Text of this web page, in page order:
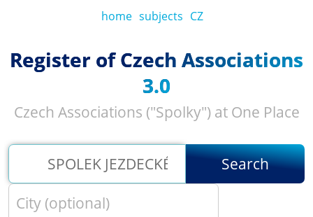
home subjects CZ
Register of Czech Associations
3.0
Czech Associations ("Spolky") at One Place
Search